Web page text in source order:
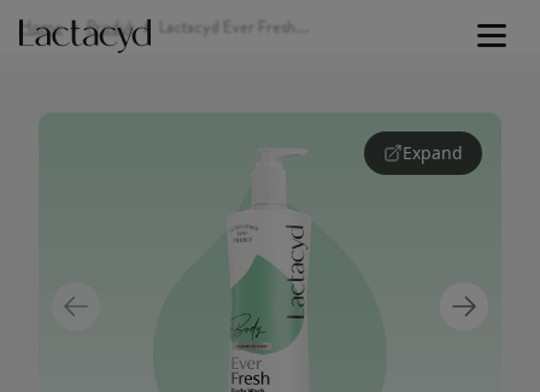
Signature Lines
Skin Health
Home Produk
Expand